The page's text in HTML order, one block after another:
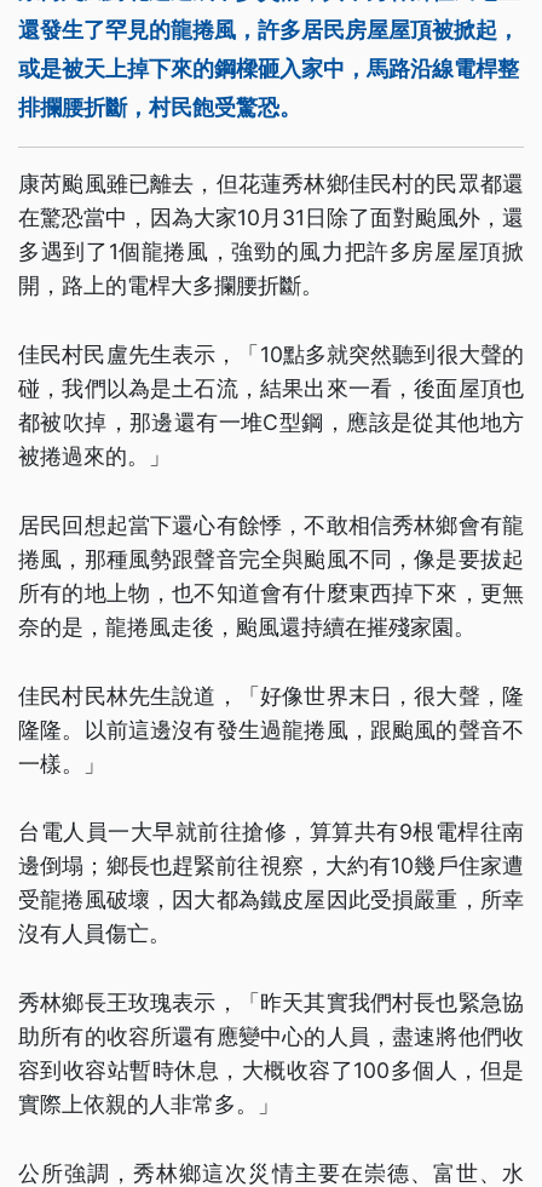
還發生了罕見的龍捲風，許多居民房屋屋頂被掀起，
或是被天上掉下來的鋼樑砸入家中，馬路沿線電桿整
排攔腰折斷，村民飽受驚恐。
康芮颱風雖已離去，但花蓮秀林鄉佳民村的民眾都還
在驚恐當中，因為大家10月31日除了面對颱風外，還
多遇到了1個龍捲風，強勁的風力把許多房屋屋頂掀
開，路上的電桿大多攔腰折斷。
佳民村民盧先生表示，「10點多就突然聽到很大聲的
碰，我們以為是土石流，結果出來一看，後面屋頂也
都被吹掉，那邊還有一堆C型鋼，應該是從其他地方
被捲過來的。」
居民回想起當下還心有餘悸，不敢相信秀林鄉會有龍
捲風，那種風勢跟聲音完全與颱風不同，像是要拔起
所有的地上物，也不知道會有什麼東西掉下來，更無
奈的是，龍捲風走後，颱風還持續在摧殘家園。
佳民村民林先生說道，「好像世界末日，很大聲，隆
隆隆。以前這邊沒有發生過龍捲風，跟颱風的聲音不
一樣。」
台電人員一大早就前往搶修，算算共有9根電桿往南
邊倒塌；鄉長也趕緊前往視察，大約有10幾戶住家遭
受龍捲風破壞，因大都為鐵皮屋因此受損嚴重，所幸
沒有人員傷亡。
秀林鄉長王玫瑰表示，「昨天其實我們村長也緊急協
助所有的收容所還有應變中心的人員，盡速將他們收
容到收容站暫時休息，大概收容了100多個人，但是
實際上依親的人非常多。」
公所強調，秀林鄉這次災情主要在崇德、富世、水